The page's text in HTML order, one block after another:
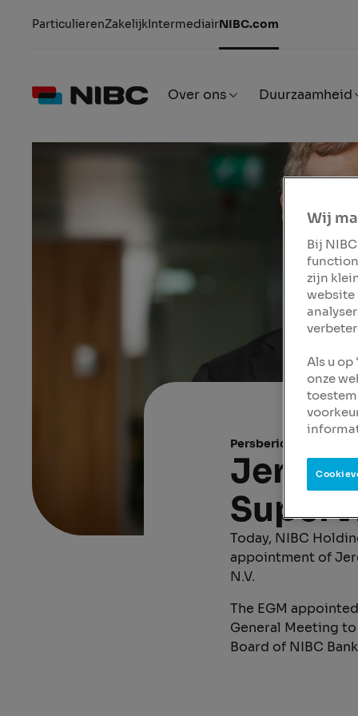
ParticulierenZakelijkIntermediairNIBC.com
Over ons Duurzaamheid
Persbericht
Today, NIBC
appointment of
N.V.
The EGM
General Meeting
Board of NIBC
Wij
Bij
zijn
website
Als u
onze